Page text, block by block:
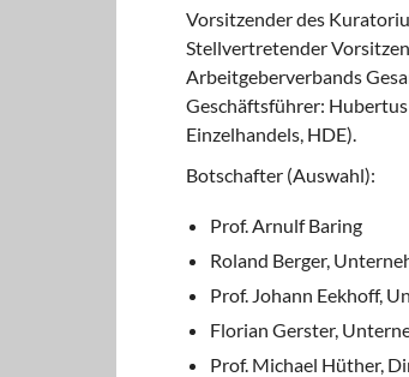
Vorsitzender des
Stellvertretender
Arbeitgeberverbands
Geschäftsführer:
Einzelhandels, HDE).
Botschafter (Auswahl):
Prof. Arnulf Baring
Roland Berger,
Prof. Johann Eekhoff,
Florian Gerster,
Prof. Michael Hüther,